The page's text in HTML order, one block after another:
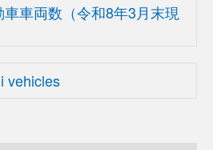
車両数 （令和8年3月末現
vehicles